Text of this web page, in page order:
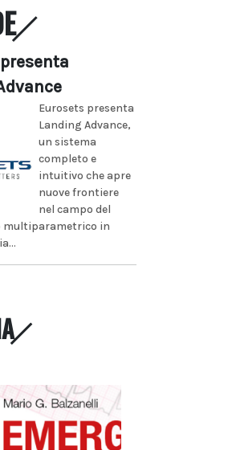
Eurosets presenta
Landing Advance,
un sistema
completo e
intuitivo che apre
nuove frontiere
nel campo del
in